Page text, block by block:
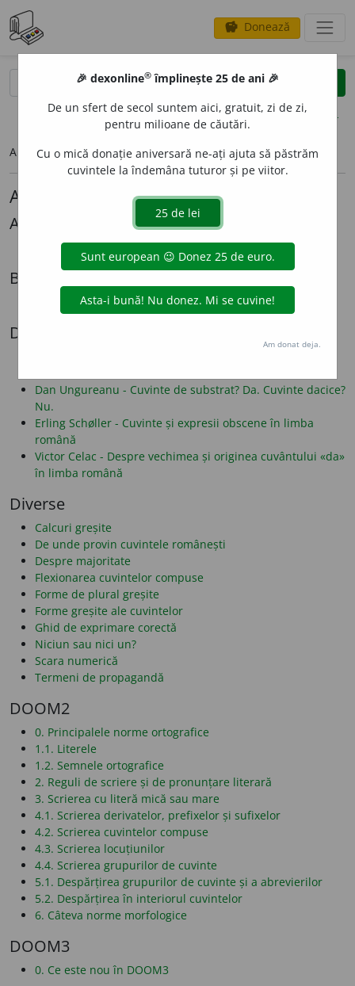
savings Donează
opțiuni
Articolul pe care îl căutați nu există.
Alte articole lingvistice
Alexandru Graur
Mi-ar *place
Biografii
Radiografia unei expatrieri - Cazul Lazăr Șăineanu
Dezbateri
Dan Ungureanu - Cuvinte de substrat? Da. Cuvinte dacice?
Nu.
Erling Schøller - Cuvinte și expresii obscene în limba
română
Victor Celac - Despre vechimea și originea cuvântului «da»
în limba română
Diverse
Calcuri greșite
De unde provin cuvintele românești
Despre majoritate
Flexionarea cuvintelor compuse
Forme de plural greșite
Forme greșite ale cuvintelor
Ghid de exprimare corectă
Niciun sau nici un?
Scara numerică
Termeni de propagandă
DOOM2
0. Principalele norme ortografice
1.1. Literele
1.2. Semnele ortografice
2. Reguli de scriere și de pronunțare literară
3. Scrierea cu literă mică sau mare
4.1. Scrierea derivatelor, prefixelor și sufixelor
4.2. Scrierea cuvintelor compuse
4.3. Scrierea locuțiunilor
4.4. Scrierea grupurilor de cuvinte
5.1. Despărțirea grupurilor de cuvinte și a abrevierilor
5.2. Despărțirea în interiorul cuvintelor
6. Câteva norme morfologice
DOOM3
0. Ce este nou în DOOM3
🎉 dexonline® împlinește 25 de ani 🎉
De un sfert de secol suntem aici, gratuit, zi de zi,
pentru milioane de căutări.
Cu o mică donație aniversară ne-ați ajuta să păstrăm
cuvintele la îndemâna tuturor și pe viitor.
Am donat deja.